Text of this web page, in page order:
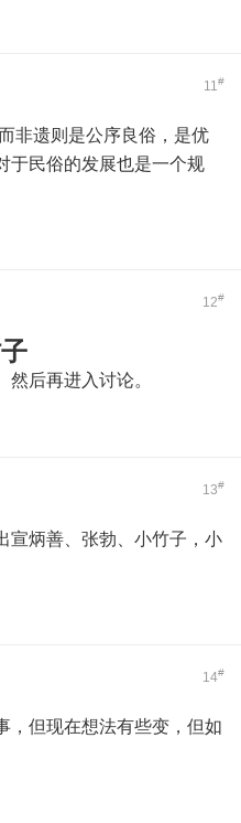
11#
非遗则是公序良俗，是优
于民俗的发展也是一个规
12#
后再进入讨论。
13#
宣炳善、张勃、小竹子，小
14#
，但现在想法有些变，但如